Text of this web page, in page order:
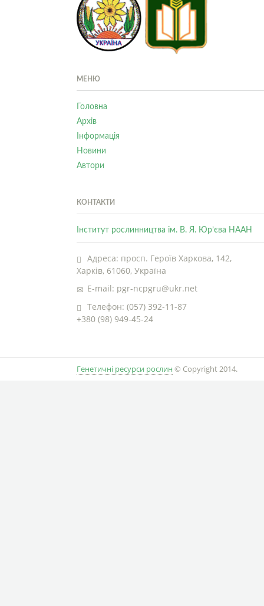
МЕНЮ
Головна
Архів
Інформація
Новини
Автори
КОНТАКТИ
Інститут рослинництва ім. В. Я. Юр’єва НААН
Адреса: просп. Героїв Харкова, 142,
Харків, 61060, Україна
E-mail: pgr-ncpgru@ukr.net
Телефон: (057) 392-11-87
+380 (98) 949-45-24
Генетичні ресурси рослин © Copyright 2014.